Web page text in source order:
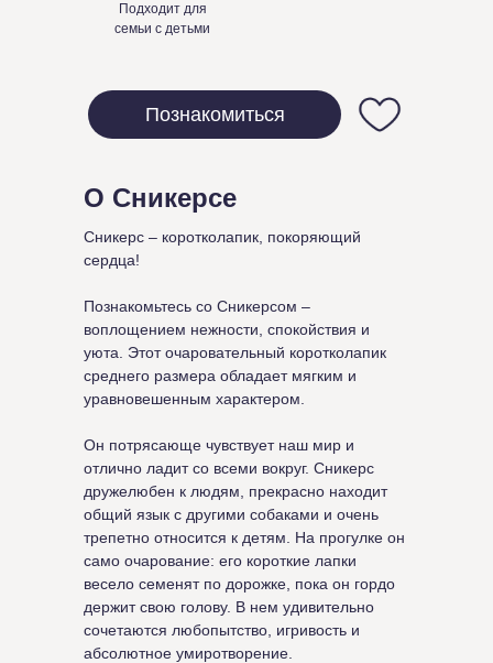
Сникерс – коротколапик, покоряющий
сердца!
Познакомьтесь со Сникерсом –
воплощением нежности, спокойствия и
уюта. Этот очаровательный коротколапик
среднего размера обладает мягким и
уравновешенным характером.
Он потрясающе чувствует наш мир и
отлично ладит со всеми вокруг. Сникерс
дружелюбен к людям, прекрасно находит
общий язык с другими собаками и очень
трепетно относится к детям. На прогулке он
само очарование: его короткие лапки
весело семенят по дорожке, пока он гордо
держит свою голову. В нем удивительно
сочетаются любопытство, игривость и
абсолютное умиротворение.
О Сникерсе
Подходит для
семьи с детьми
Познакомиться